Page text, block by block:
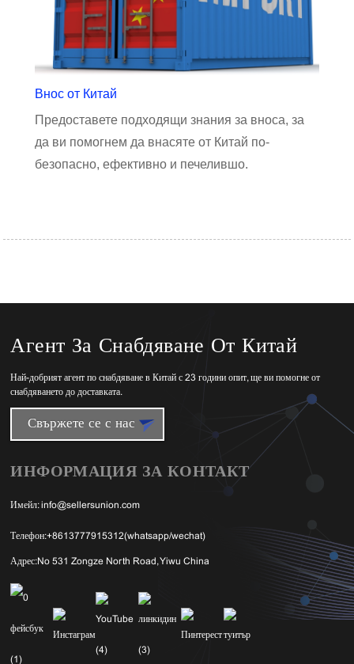
Внос от Китай
Предоставете подходящи знания за вноса, за
да ви помогнем да внасяте от Китай по-
безопасно, ефективно и печелившо.
Агент За Снабдяване От Китай
Най-добрият агент по снабдяване в Китай с 23 години опит, ще ви помогне от
снабдяването до доставката.
Свържете се с нас
ИНФОРМАЦИЯ ЗА КОНТАКТ
Имейл: info@sellersunion.com
Телефон:+8613777915312(whatsapp/wechat)
Адрес:No 531 Zongze North Road, Yiwu China